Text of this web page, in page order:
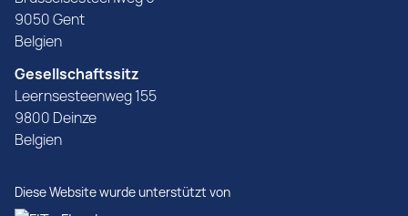
9050 Gent
Belgien
Gesellschaftssitz
Leernsesteenweg 155
9800 Deinze
Belgien
Diese Website wurde unterstützt von